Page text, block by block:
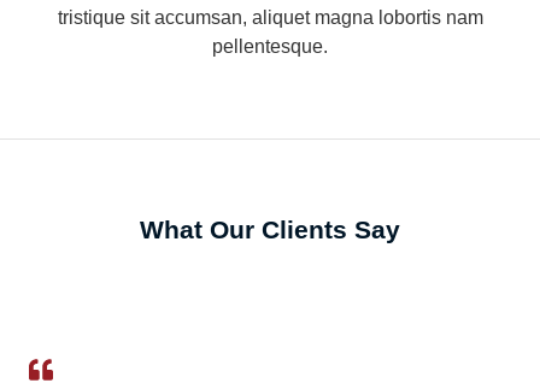
tristique sit accumsan, aliquet magna lobortis nam
pellentesque.
What Our Clients Say